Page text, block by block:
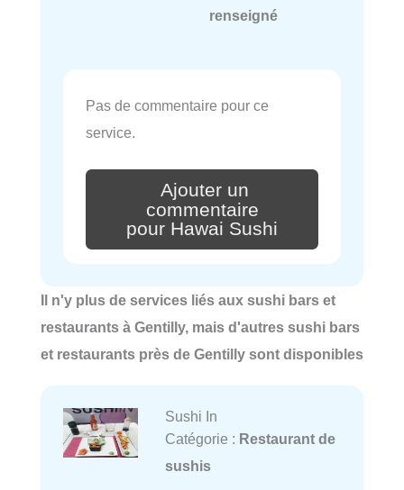
renseigné
Pas de commentaire pour ce
service.
Ajouter un
commentaire
pour Hawai Sushi
Il n'y plus de services liés aux sushi bars et
restaurants à Gentilly, mais d'autres sushi bars
et restaurants près de Gentilly sont disponibles
Sushi In
Catégorie : Restaurant de
sushis